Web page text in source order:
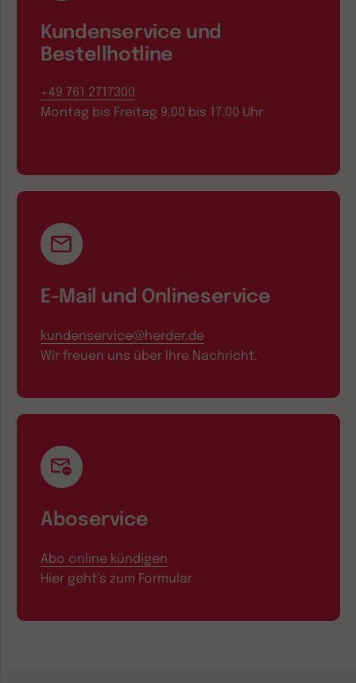
Kundenservice und
Bestellhotline
+49 761 2717300
Montag bis Freitag 9.00 bis 17.00 Uhr
E-Mail und Onlineservice
kundenservice@herder.de
Wir freuen uns über Ihre Nachricht.
Aboservice
Abo online kündigen
Hier geht’s zum Formular